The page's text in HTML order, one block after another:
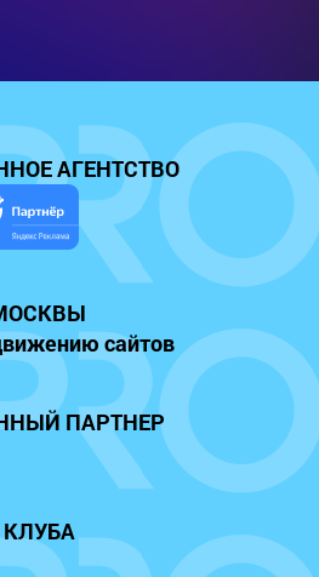
АГЕНТСТВО
сайтов
ПАРТНЕР